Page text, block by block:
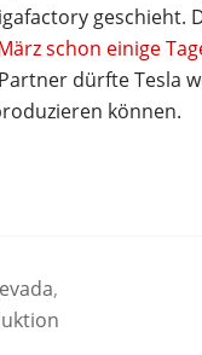
geschieht.
schon einige
dürfte Tesla
können.
,